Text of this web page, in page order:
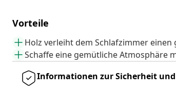
Vorteile
Holz verleiht dem Schlafzimmer
Schaffe eine gemütliche Atmosphäre
Informationen zur Sicherheit